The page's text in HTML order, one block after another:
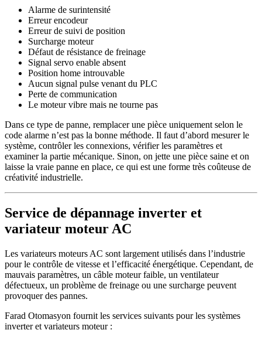
Alarme de surintensité
Erreur encodeur
Erreur de suivi de position
Surcharge moteur
Défaut de résistance de freinage
Signal servo enable absent
Position home introuvable
Aucun signal pulse venant du PLC
Perte de communication
Le moteur vibre mais ne tourne pas
Dans ce type de panne, remplacer une pièce uniquement selon le
code alarme n’est pas la bonne méthode. Il faut d’abord mesurer le
système, contrôler les connexions, vérifier les paramètres et
examiner la partie mécanique. Sinon, on jette une pièce saine et on
laisse la vraie panne en place, ce qui est une forme très coûteuse de
créativité industrielle.
Service de dépannage inverter et
variateur moteur AC
Les variateurs moteurs AC sont largement utilisés dans l’industrie
pour le contrôle de vitesse et l’efficacité énergétique. Cependant, de
mauvais paramètres, un câble moteur faible, un ventilateur
défectueux, un problème de freinage ou une surcharge peuvent
provoquer des pannes.
Farad Otomasyon fournit les services suivants pour les systèmes
inverter et variateurs moteur :